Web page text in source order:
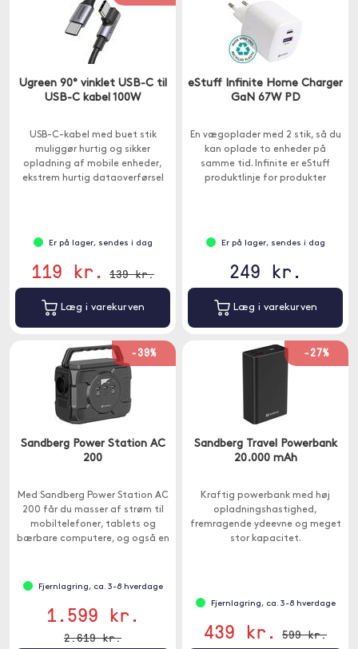
Ugreen 90° vinklet USB-C til
USB-C kabel 100W
USB-C-kabel med buet stik
muliggør hurtig og sikker
opladning af mobile enheder,
ekstrem hurtig dataoverførsel
Er på lager, sendes i dag
119 kr. 139 kr.
Læg i varekurven
eStuff Infinite Home Charger
GaN 67W PD
En vægoplader med 2 stik, så du
kan oplade to enheder på
samme tid. Infinite er eStuff
produktlinje for produkter
Er på lager, sendes i dag
249 kr.
Læg i varekurven
-39%
Sandberg Power Station AC
200
Med Sandberg Power Station AC
200 får du masser af strøm til
mobiltelefoner, tablets og
bærbare computere, og også en
Fjernlagring, ca. 3-8 hverdage
1.599 kr.
2.619 kr.
-27%
Sandberg Travel Powerbank
20.000 mAh
Kraftig powerbank med høj
opladningshastighed,
fremragende ydeevne og meget
stor kapacitet.
Fjernlagring, ca. 3-8 hverdage
439 kr. 599 kr.